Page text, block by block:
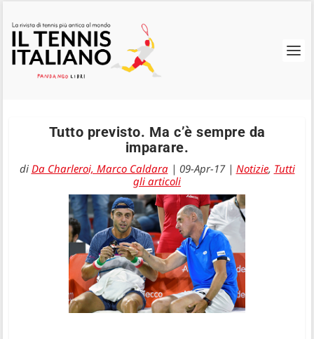
Tutto previsto. Ma c’è sempre da
imparare.
di Da Charleroi, Marco Caldara| 09-Apr-17| Notizie, Tutti
gli articoli